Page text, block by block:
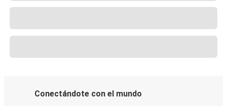
Conectándote con el mundo